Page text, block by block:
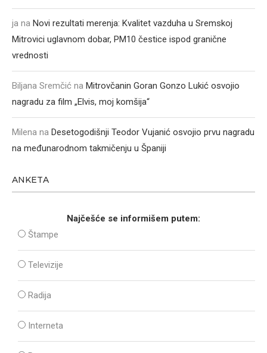
ja na Novi rezultati merenja: Kvalitet vazduha u Sremskoj
Mitrovici uglavnom dobar, PM10 čestice ispod granične
vrednosti
Biljana Sremčić na Mitrovčanin Goran Gonzo Lukić osvojio
nagradu za film „Elvis, moj komšija“
Milena na Desetogodišnji Teodor Vujanić osvojio prvu nagradu
na međunarodnom takmičenju u Španiji
ANKETA
Najčešće se informišem putem:
Štampe
Televizije
Radija
Interneta